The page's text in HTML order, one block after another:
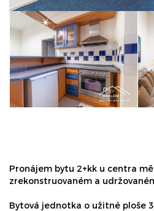
Pronájem bytu 2+kk u centra
zrekonstruovaném a
Bytová jednotka o užitné ploše